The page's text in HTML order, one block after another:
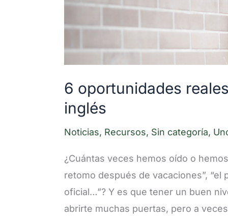
6 oportunidades
inglés
Noticias, Recursos, Sin categoría,
¿Cuántas veces hemos oído o
retomo después de vacaciones”,
oficial…”? Y es que tener un buen
abrirte muchas puertas, pero a
ganas
cuando